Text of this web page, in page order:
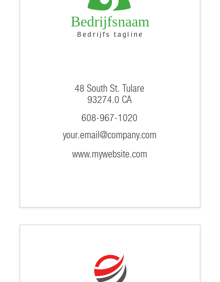
your.email@company.com
www.mywebsite.com
48 South St. Tulare
93274.0 CA
608-967-1020
Bedrijfsnaam
Bedrijfs tagline